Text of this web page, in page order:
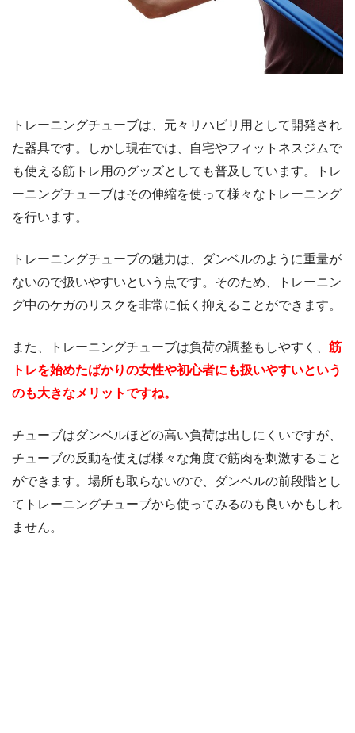
トレーニングチューブは、元々リハビリ用として開発され
た器具です。しかし現在では、自宅やフィットネスジムで
も使える筋トレ用のグッズとしても普及しています。トレ
ーニングチューブはその伸縮を使って様々なトレーニング
を行います。
トレーニングチューブの魅力は、ダンベルのように重量が
ないので扱いやすいという点です。そのため、トレーニン
グ中のケガのリスクを非常に低く抑えることができます。
また、トレーニングチューブは負荷の調整もしやすく、 筋
トレを始めたばかりの女性や初心者にも扱いやすいという
のも大きなメリットですね。
チューブはダンベルほどの高い負荷は出しにくいですが、
チューブの反動を使えば様々な角度で筋肉を刺激すること
ができます。場所も取らないので、ダンベルの前段階とし
てトレーニングチューブから使ってみるのも良いかもしれ
ません。